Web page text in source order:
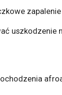
zapalenie
uszkodzenie